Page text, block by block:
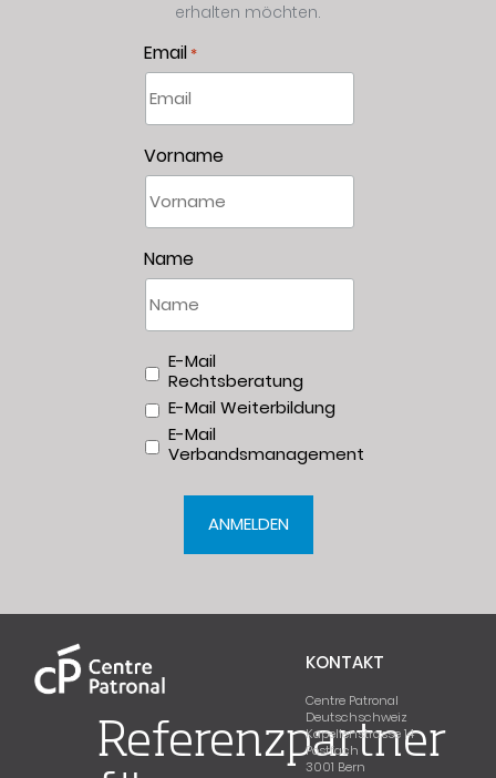
erhalten möchten.
Email *
Vorname
Name
Intérêts
E-Mail
Rechtsberatung
E-Mail Weiterbildung
E-Mail
Verbandsmanagement
Referenzpartner
KONTAKT
Centre Patronal
Deutschschweiz
Kapellenstrasse 14
Postfach
3001 Bern